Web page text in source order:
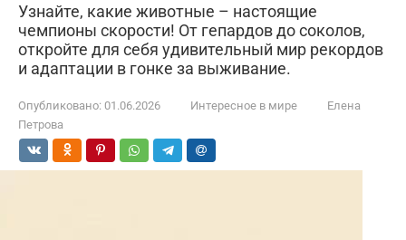
Узнайте, какие животные – настоящие
чемпионы скорости! От гепардов до соколов,
откройте для себя удивительный мир рекордов
и адаптации в гонке за выживание.
Опубликовано: 01.06.2026 Интересное в мире
Елена
Петрова